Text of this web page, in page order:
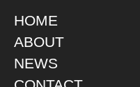
TOPS
L / S SHIRT
S / S SHIRT
HOME
ABOUT
NEWS